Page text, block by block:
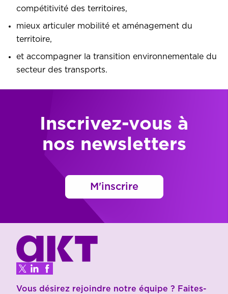
compétitivité des territoires,
mieux articuler mobilité et aménagement du
territoire,
et accompagner la transition environnementale du
secteur des transports.
Inscrivez-vous à
nos newsletters
M'inscrire
Vous désirez rejoindre notre équipe ? Faites-